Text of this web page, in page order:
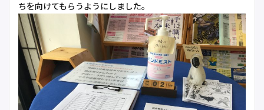
ちを向けてもらうようにしました。